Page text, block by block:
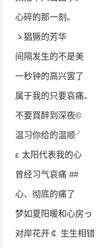
心碎的那一刻。
ゝ猖獗的芳华
间隔发生的不是美
一秒钟的高兴罢了
属于我的只要哀痛、
不要買醉到深夜©
温习你给的温顺╯
ε 太阳代表我的心
曾经习气哀痛 ##
心、彻底的痛了
梦如夏阳暖和心房っ
对岸花开￠ 生生相错